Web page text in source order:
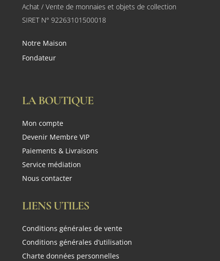
Achat / Vente de monnaies et objets de collection
SIRET N° 92263101500018
Notre Maison
Fondateur
LA BOUTIQUE
Mon compte
Devenir Membre VIP
Paiements & Livraisons
Service médiation
Nous contacter
LIENS UTILES
Conditions générales de vente
Conditions générales d’utilisation
Charte données personnelles